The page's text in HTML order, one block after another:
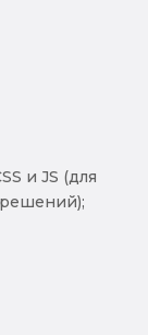
и JS (для